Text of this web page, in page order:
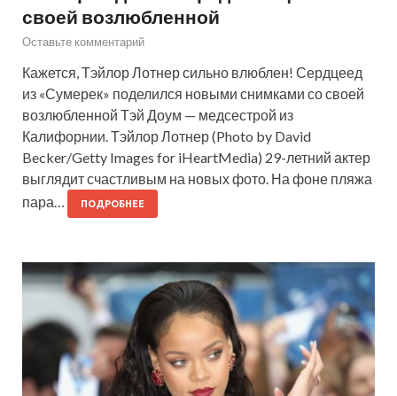
своей возлюбленной
Оставьте комментарий
Кажется, Тэйлор Лотнер сильно влюблен! Сердцеед
из «Сумерек» поделился новыми снимками со своей
возлюбленной Тэй Доум — медсестрой из
Калифорнии. Тэйлор Лотнер (Photo by David
Becker/Getty Images for iHeartMedia) 29-летний актер
выглядит счастливым на новых фото. На фоне пляжа
пара…
ПОДРОБНЕЕ